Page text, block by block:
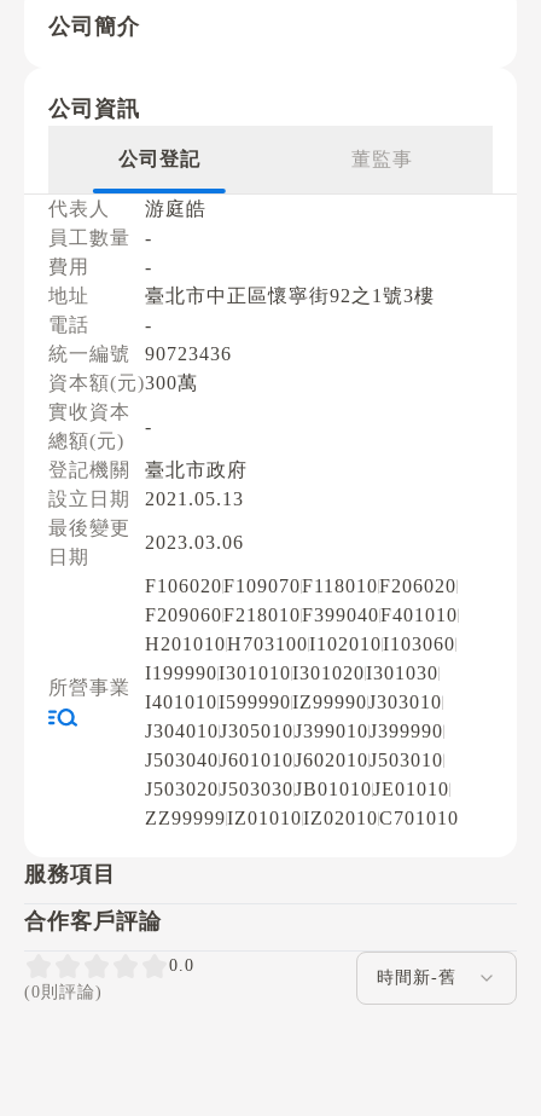
公司簡介
公司資訊
公司登記 董監事
代表人
游庭皓
員工數量
-
費用
-
地址
臺北市中正區懷寧街92之1號3樓
電話
-
統一編號
90723436
資本額(元)300萬
實收資本
總額(元)
-
登記機關
臺北市政府
設立日期
2021.05.13
最後變更
日期
2023.03.06
所營事業
F106020F109070F118010F206020
F209060F218010F399040F401010
H201010H703100I102010I103060
I199990I301010I301020I301030
I401010I599990IZ99990J303010
J304010J305010J399010J399990
J503040J601010J602010J503010
J503020J503030JB01010JE01010
ZZ99999IZ01010IZ02010C701010
服務項目
合作客戶評論
0.0
(0則評論)
評論排序